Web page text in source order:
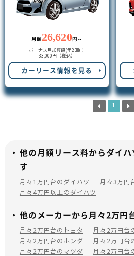
月額 26,620 円～
ボーナス月加算額(年2回)：
33,000円（税込）
カーリース情報を見る
1
他の月額リース料からダイ
す
月々1万円台のダイハツ
月々3万円
月々4万円以上のダイハツ
他のメーカーから月々2万円
月々2万円台のトヨタ
月々2万円台
月々2万円台のホンダ
月々2万円台
月々2万円台のマツダ
月々2万円台